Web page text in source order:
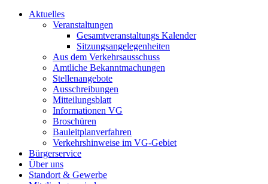
Aktuelles
Veranstaltungen
Gesamtveranstaltungs Kalender
Sitzungsangelegenheiten
Aus dem Verkehrsausschuss
Amtliche Bekanntmachungen
Stellenangebote
Ausschreibungen
Mitteilungsblatt
Informationen VG
Broschüren
Bauleitplanverfahren
Verkehrshinweise im VG-Gebiet
Bürgerservice
Über uns
Standort & Gewerbe